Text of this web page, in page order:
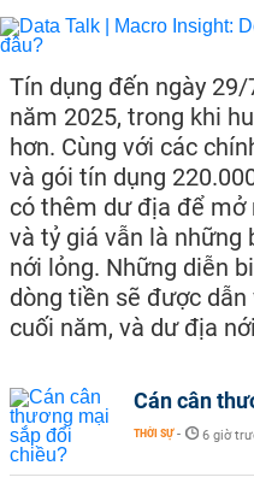
Tín dụng đến ngày
năm 2025, trong khi
hơn. Cùng với các
và gói tín dụng
có thêm dư địa để mở
và tỷ giá vẫn là những
nới lỏng. Những diễn
dòng tiền sẽ được
cuối năm, và dư địa
Cán cân
THỜI SỰ - 6 giờ